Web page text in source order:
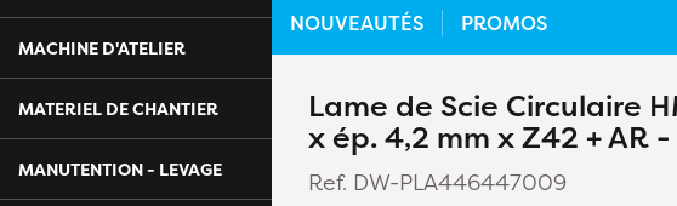
MACHINE D'ATELIER
MATERIEL DE CHANTIER
MANUTENTION - LEVAGE
NOUVEAUTÉS PROMOS
Lame de Scie Circulaire
x ép. 4,2 mm x Z42 + AR
Ref. DW-PLA446447009